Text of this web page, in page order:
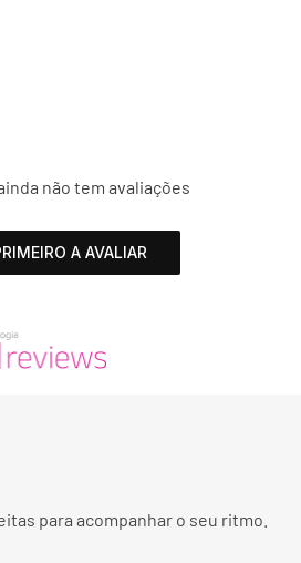
não tem avaliações
A AVALIAR
para acompanhar o seu ritmo.